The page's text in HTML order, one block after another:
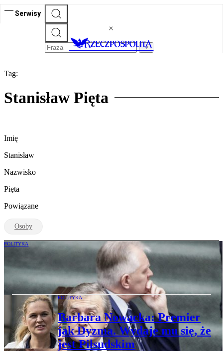
Serwisy
Tag:
Stanisław Pięta
Imię
Stanisław
Nazwisko
Pięta
Powiązane
Osoby
POLITYKA
Gowin nie głosował "za" Ziobrą. Brejza
nie głosował "przeciw"
POLITYKA
Barbara Nowacka: Premier
jak Dyzma. Wydaje mu się, że
jest Piłsudskim